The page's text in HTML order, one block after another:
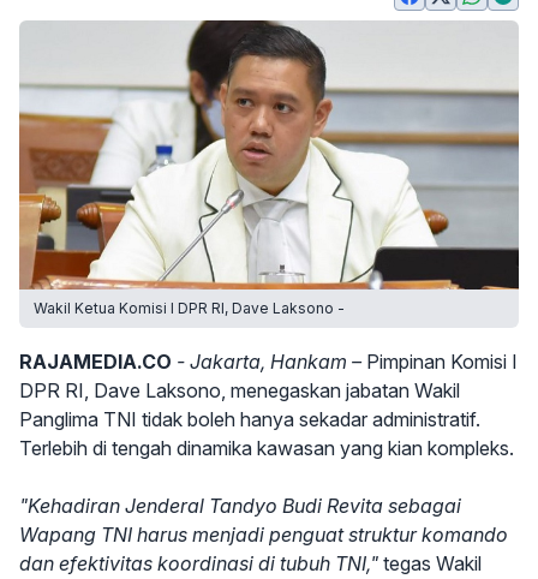
Wakil Ketua Komisi I DPR RI, Dave Laksono -
RAJAMEDIA.CO - Jakarta, Hankam – Pimpinan Komisi I
DPR RI, Dave Laksono, menegaskan jabatan Wakil
Panglima TNI tidak boleh hanya sekadar administratif.
Terlebih di tengah dinamika kawasan yang kian kompleks.
"Kehadiran Jenderal Tandyo Budi Revita sebagai
Wapang TNI harus menjadi penguat struktur komando
dan efektivitas koordinasi di tubuh TNI," tegas Wakil